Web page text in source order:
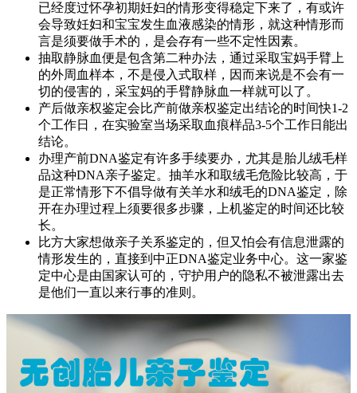
已经度过怀孕初期妊妇的情形变得稳定下来了，有或许
会导致妊妇和宝宝发生血液感染的情形，就这种情形而
言是须要做手术的，是会存有一些不定性因素。
抽取静脉血便是包含第二种办法，通过采取宝妈手臂上
的外周血样本，不是侵入式取样，因而来说是不会有一
切的侵害的，采宝妈的手臂静脉血一样就可以了。
产后做亲权鉴定会比产前做亲权鉴定出结论的时间快1-2
个工作日，在实验室当场采取血痕样品3-5个工作日能出
结论。
办理产前DNA鉴定有许多手续要办，尤其是胎儿绒毛样
品这种DNA亲子鉴定。抽羊水和取绒毛危险比较高，于
是正常情形下不倡导做有关羊水和绒毛的DNA鉴定，除
开在办理过程上须要很多步骤，上机鉴定的时间还比较
长。
比方大家想做亲子关系鉴定的，但又怕会有信息泄露的
情形发生的，直接到中正DNA鉴定业务中心。这一家鉴
定中心是由国家认可的，守护用户的隐私不被泄露出去
是他们一直以来行事的准则。